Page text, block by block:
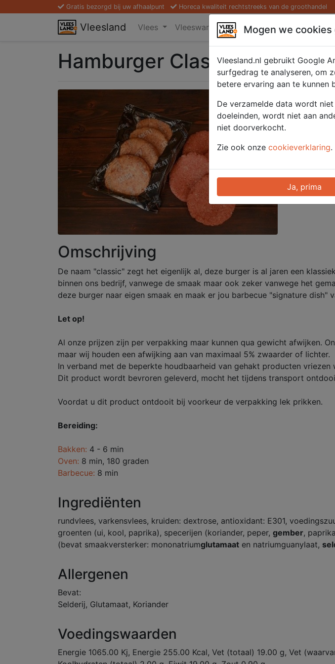
Gratis bezorgd bij uw afhaalpunt Horeca kwaliteit rechtstreeks van de groothandel
Vleesland Vlees Vleeswaren Kaas/ Zuivel Saté/
Hamburger Classic 4x200
Categorie
Voor onze
Omschrijving
De naam "classic" zegt het eigenlijk al, deze burger is al jaren een
binnen ons bedrijf, vanwege de smaak maar ook zeker vanwege het
deze burger naar eigen smaak en maak er jou barbecue "signature dish"
Let op!
Al onze prijzen zijn per verpakking maar kunnen qua gewicht afwijken.
maar wij houden een afwijking aan van maximaal 5% zwaarder of lichter.
In verband met de beperkte houdbaarheid van gehakt producten vriezen
Dit product wordt bevroren geleverd, mocht het tijdens transport
Voordat u dit product ontdooit bij voorkeur de verpakking lek prikken.
Bereiding:
Bakken: 4 - 6 min
Oven: 8 min, 180 graden
Barbecue: 8 min
Ingrediënten
rundvlees, varkensvlees, kruiden: dextrose, antioxidant: E301,
groenten (ui, kool, paprika), specerijen (koriander, peper, gember,
(bevat smaakversterker: mononatriumglutamaat en natriumguanylaat,
Allergenen
Bevat:
Selderij, Glutamaat, Koriander
Voedingswaarden
Energie 1065.00 Kj, Energie 255.00 Kcal, Vet (totaal) 19.00 g, Vet
Mogen we
Vleesland.nl gebruikt Google
surfgedrag te analyseren, om
betere ervaring aan te kunnen
De verzamelde data wordt
doeleinden, wordt niet aan
niet doorverkocht.
Zie ook onze cookieverklaring.
Ja, prima